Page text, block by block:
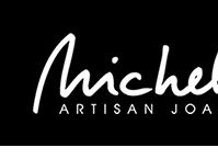
contenu